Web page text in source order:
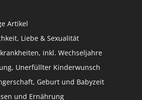
Artikel
Liebe & Sexualität
inkl. Wechseljahre
Unerfüllter Kinderwunsch
Geburt und Babyzeit
und Ernährung